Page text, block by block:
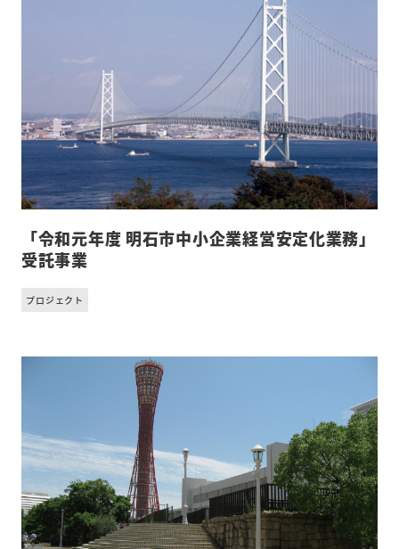
「令和元年度 明石市中小企業経営安定化業務」
受託事業
プロジェクト